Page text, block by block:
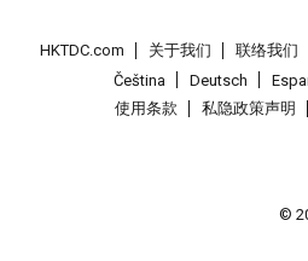
HKTDC.com 关于我们 联络我们
Čeština
Deutsch
使用条款
私隐政策声明
©